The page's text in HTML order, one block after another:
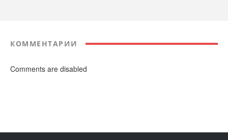
КОММЕНТАРИИ
Comments are disabled